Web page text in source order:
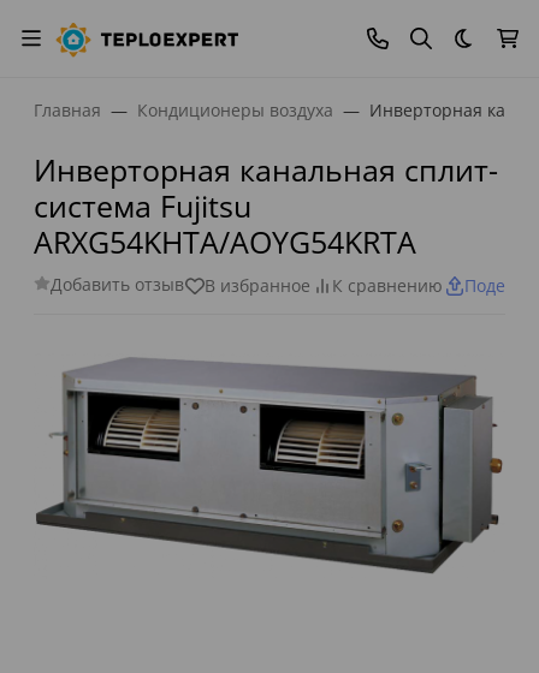
Темная
Главная Кондиционеры воздуха Инверторная
Инверторная канальная сплит-
система Fujitsu
ARXG54KHTA/AOYG54KRTA
Добавить отзыв В избранное К сравнению